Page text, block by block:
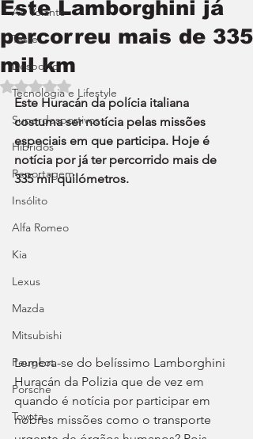
Ao Volante
Teste
Desporto
Tecnologia e Lifestyle
Superdesportivos
Híbridos
Reportagem
Insólito
Alfa Romeo
Kia
Lexus
Mazda
Mitsubishi
Peugeot
Porsche
Toyota
Este Lamborghini já
percorreu mais de 335
mil km
Avaliado com NaN de 5 estrelas.
Este Huracán da polícia italiana
costuma ser notícia pelas missões
especiais em que participa. Hoje é
notícia por já ter percorrido mais de
335 mil quilómetros.
Lembra-se do belíssimo Lamborghini
Huracán da Polizia que de vez em
quando é notícia por participar em
nobres missões como o transporte